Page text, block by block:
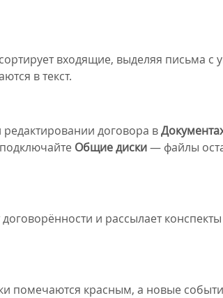
входящие, выделяя письма с
в текст.
договора в
Общие диски— файлы
и рассылает
помечаются красным, а новые